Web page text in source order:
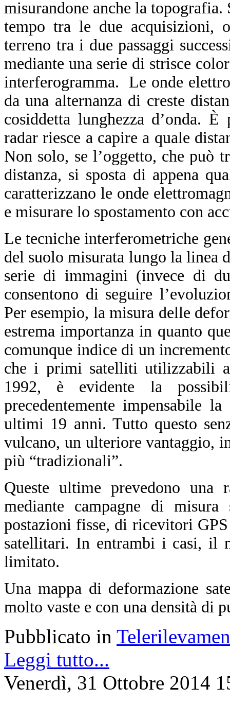
misurandone anche la
tempo tra le due acquisizioni,
terreno tra i due passaggi
mediante una serie di strisce
interferogramma. Le onde
da una alternanza di creste
cosiddetta lunghezza d’onda.
radar riesce a capire a quale
Non solo, se l’oggetto, che può
distanza, si sposta di appena
caratterizzano le onde
e misurare lo spostamento con
Le tecniche interferometriche
del suolo misurata lungo la linea
serie di immagini (invece di
consentono di seguire
Per esempio, la misura delle
estrema importanza in quanto
comunque indice di un
che i primi satelliti utilizzabili
1992, è evidente la
precedentemente impensabile
ultimi 19 anni. Tutto questo
vulcano, un ulteriore vantaggio,
più “tradizionali”.
Queste ultime prevedono una
mediante campagne di
postazioni fisse, di ricevitori
satellitari. In entrambi i casi, il
limitato.
Una mappa di deformazione
molto vaste e con una densità di
Pubblicato in
Leggi tutto...
Venerdì, 31 Ottobre 2014